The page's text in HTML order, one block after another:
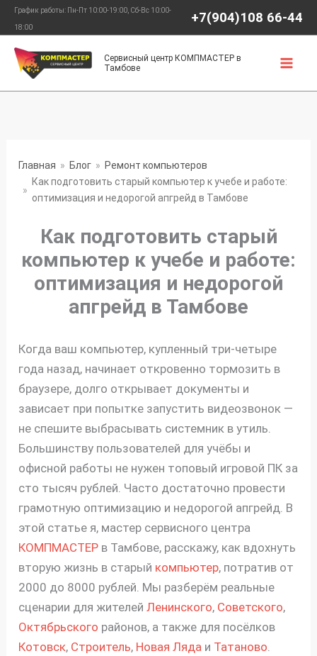
Перейти
содержимому
График работы: Пн-Пт 10:00-19:00, Сб-Вс 10:00-
18:00
+7(904)108 66-44
Сервисный центр КОМПМАСТЕР в
Тамбове
Главная Блог
Ремонт компьютеров
Как подготовить старый компьютер к учебе и работе:
оптимизация и недорогой апгрейд в Тамбове
Как подготовить старый
компьютер к учебе и работе:
оптимизация и недорогой
апгрейд в Тамбове
Когда ваш компьютер, купленный три-четыре
года назад, начинает откровенно тормозить в
браузере, долго открывает документы и
зависает при попытке запустить видеозвонок —
не спешите выбрасывать системник в утиль.
Большинству пользователей для учёбы и
офисной работы не нужен топовый игровой ПК за
сто тысяч рублей. Часто достаточно провести
грамотную оптимизацию и недорогой апгрейд. В
этой статье я, мастер сервисного центра
КОМПМАСТЕР в Тамбове, расскажу, как вдохнуть
вторую жизнь в старый компьютер, потратив от
2000 до 8000 рублей. Мы разберём реальные
сценарии для жителейЛенинского, Советского,
Октябрьского районов, а также для посёлков
Котовск, Строитель, Новая Ляда и Татаново.